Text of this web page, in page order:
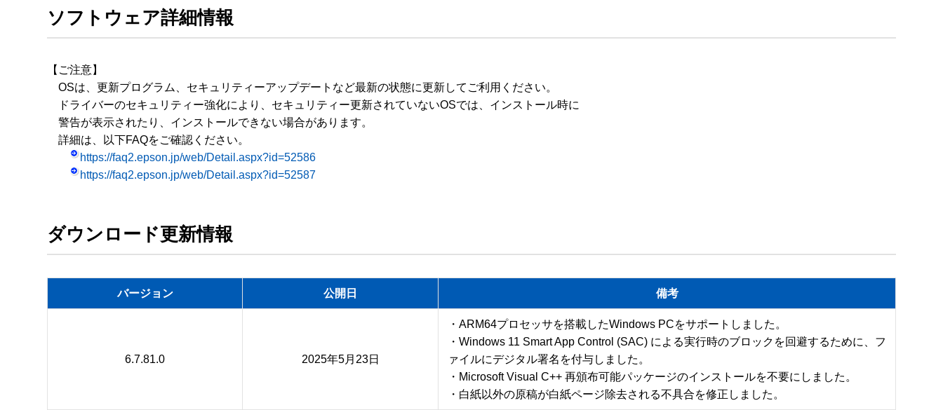
ソフトウェア詳細情報
【ご注意】
OSは、更新プログラム、セキュリティーアップデートなど最新の状態に更新してご利用ください。
ドライバーのセキュリティー強化により、セキュリティー更新されていないOSでは、インストール時に
警告が表示されたり、インストールできない場合があります。
詳細は、以下FAQをご確認ください。
https://faq2.epson.jp/web/Detail.aspx?id=52586
https://faq2.epson.jp/web/Detail.aspx?id=52587
ダウンロード更新情報
バージョン 公開日 備考
6.7.81.0 2025年5月23日
・ARM64プロセッサを搭載したWindows PCをサポートしました。
・Windows 11 Smart App Control (SAC) による実行時のブロックを回避するために、フ
ァイルにデジタル署名を付与しました。
・Microsoft Visual C++ 再頒布可能パッケージのインストールを不要にしました。
・白紙以外の原稿が白紙ページ除去される不具合を修正しました。